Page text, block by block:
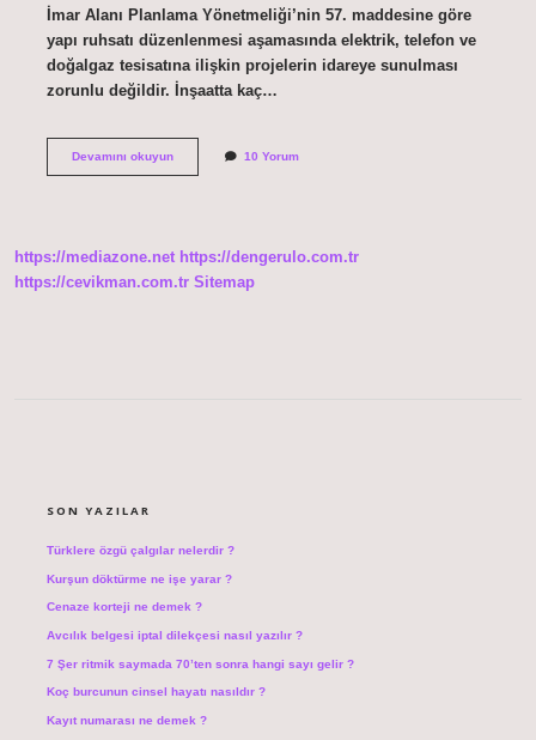
İmar Alanı Planlama Yönetmeliği’nin 57. maddesine göre
yapı ruhsatı düzenlenmesi aşamasında elektrik, telefon ve
doğalgaz tesisatına ilişkin projelerin idareye sunulması
zorunlu değildir. İnşaatta kaç…
Devamını okuyunRuhsat
10 Yorum
https://mediazone.net https://dengerulo.com.tr
https://cevikman.com.tr Sitemap
SON YAZILAR
Türklere özgü çalgılar nelerdir ?
Kurşun döktürme ne işe yarar ?
Cenaze korteji ne demek ?
Avcılık belgesi iptal dilekçesi nasıl yazılır ?
7 Şer ritmik saymada 70’ten sonra hangi sayı gelir ?
Koç burcunun cinsel hayatı nasıldır ?
Kayıt numarası ne demek ?